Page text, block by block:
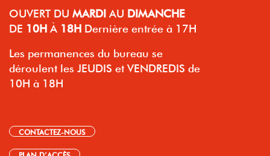
OUVERT DU MARDI AU DIMANCHE
DE 10H À 18H Dernière entrée à 17H
Les permanences du bureau se
déroulent les JEUDIS et VENDREDIS de
10H à 18H
CONTACTEZ-NOUS
PLAN D’ACCÈS